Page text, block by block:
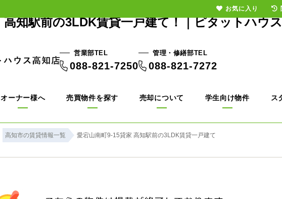
高知駅前の3LDK賃貸一戸建て！｜ピタットハウ
営業部TEL
088-821-7250
管理・修繕部TEL
088-821-7272
オーナー様へ 売買物件を探す 売却について 学生向け物件 ス
高知市の賃貸情報一覧 愛宕山南町9-15貸家 高知駅前の3LDK賃貸一戸建て
お気に入り